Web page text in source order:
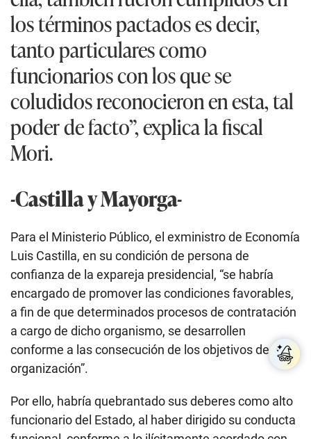
-Castilla y Mayorga-
Para el Ministerio Público, el exministro de Economía
Luis Castilla, en su condición de persona de
confianza de la expareja presidencial, “se habría
encargado de promover las condiciones favorables,
a fin de que determinados procesos de contratación
a cargo de dicho organismo, se desarrollen
organización”.
Por ello, habría quebrantado sus deberes como alto
funcionario del Estado, al haber dirigido su conducta
funcional, conforme a lo ilícitamente acordado con
Humala y Heredia; y el grupo empresarial
Odebrecht.
En declaraciones a la prensa, Castilla ha calificado el
pedido de prisión preventiva en su contra como
“insólito, arbitrario e injusto”.
[con la justicia], cada vez que me han citado he
venido. Barata nunca me ha mencionado, sí
mencionan a otros ministros que tienen desbalance